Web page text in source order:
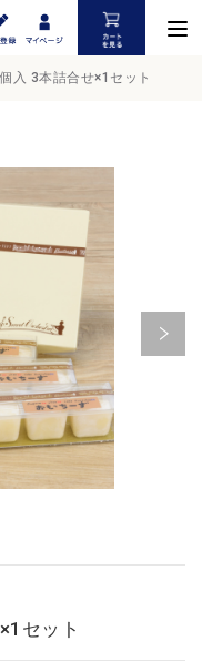
入 3本詰合せ×1セット
セット